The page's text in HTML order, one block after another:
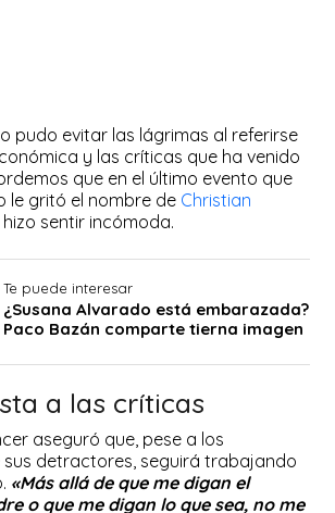
pudo evitar las lágrimas al referirse
y las críticas que ha venido
que en el último evento que
le gritó el nombre de Christian
hizo sentir incómoda.
Te puede interesar
¿Susana Alvarado está embarazada?
Paco Bazán comparte tierna imagen
a las críticas
aseguró que, pese a los
detractores, seguirá trabajando
«Más allá de que me digan el
o que me digan lo que sea, no me